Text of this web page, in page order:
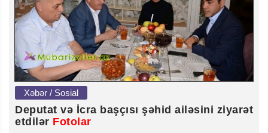
Xəbər / Sosial
Deputat və İcra başçısı şəhid ailəsini ziyarət
etdilər Fotolar